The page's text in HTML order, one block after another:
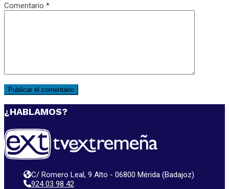
Comentario *
¿HABLAMOS?
C/ Romero Leal, 9 Alto - 06800 Mérida (Badajoz)
924 03 98 42